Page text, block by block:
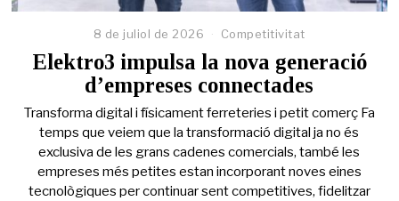
8 de juliol de 2026 Competitivitat
Elektro3 impulsa la nova generació
d’empreses connectades
Transforma digital i físicament ferreteries i petit comerç Fa
temps que veiem que la transformació digital ja no és
exclusiva de les grans cadenes comercials, també les
empreses més petites estan incorporant noves eines
tecnològiques per continuar sent competitives, fidelitzar